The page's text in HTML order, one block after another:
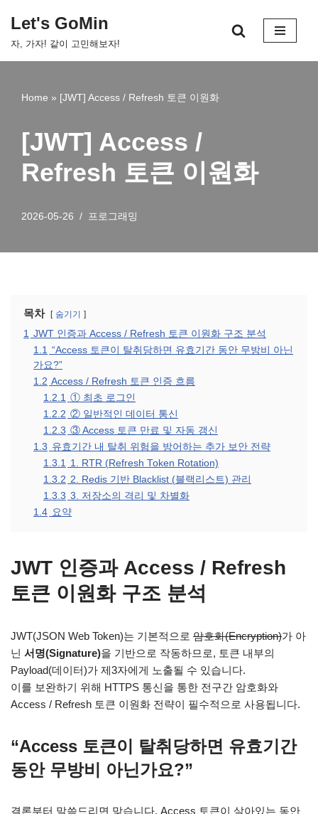
콘
Let's GoMin
자, 가자! 같이 고민해보자!
Home » [JWT] Access / Refresh 토큰 이원화
[JWT] Access /
Refresh 토큰 이원화
2026-05-26 프로그래밍
목차 숨기기
1 JWT 인증과 Access / Refresh 토큰 이원화 구조 분석
1.1 “Access 토큰이 탈취당하면 유효기간 동안 무방비 아닌
가요?”
1.2 Access / Refresh 토큰 인증 흐름
1.2.1 ① 최초 로그인
1.2.2 ② 일반적인 데이터 통신
1.2.3 ③ Access 토큰 만료 및 자동 갱신
1.3 유효기간 내 탈취 위험을 방어하는 추가 보안 전략
1.3.1 1. RTR (Refresh Token Rotation)
1.3.2 2. Redis 기반 Blacklist (블랙리스트) 관리
1.3.3 3. 저장소의 격리 및 차별화
1.4 요약
JWT 인증과 Access / Refresh
토큰 이원화 구조 분석
JWT(JSON Web Token)는 기본적으로 암호화(Encryption)가 아
닌 서명(Signature)을 기반으로 작동하므로, 토큰 내부의
Payload(데이터)가 제3자에게 노출될 수 있습니다.
이를 보완하기 위해 HTTPS 통신을 통한 전구간 암호화와
Access / Refresh 토큰 이원화 전략이 필수적으로 사용됩니다.
“Access 토큰이 탈취당하면 유효기간
동안 무방비 아닌가요?”
결론부터 말씀드리면 맞습니다. Access 토큰이 살아있는 동안